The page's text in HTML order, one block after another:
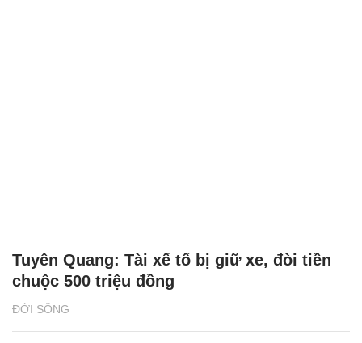
ĐỜI SỐNG
Tuyên Quang: Tài xế tố bị giữ xe, đòi tiền
chuộc 500 triệu đồng